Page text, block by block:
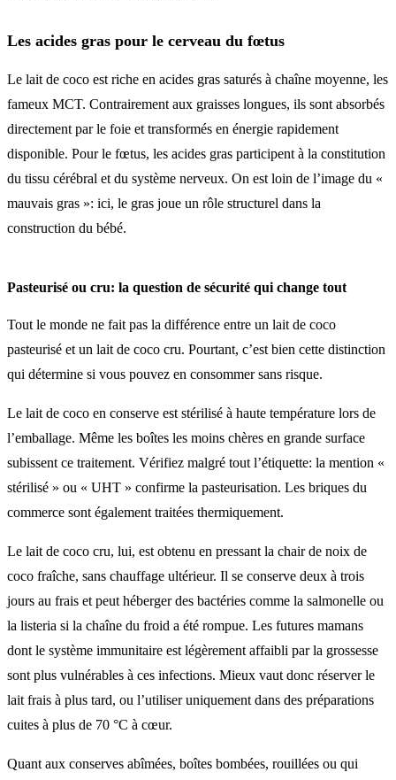
Les acides gras pour le cerveau du fœtus
Le lait de coco est riche en acides gras saturés à chaîne moyenne, les
fameux MCT. Contrairement aux graisses longues, ils sont absorbés
directement par le foie et transformés en énergie rapidement
disponible. Pour le fœtus, les acides gras participent à la constitution
du tissu cérébral et du système nerveux. On est loin de l’image du «
mauvais gras »: ici, le gras joue un rôle structurel dans la
construction du bébé.
Pasteurisé ou cru: la question de sécurité qui change tout
Tout le monde ne fait pas la différence entre un lait de coco
pasteurisé et un lait de coco cru. Pourtant, c’est bien cette distinction
qui détermine si vous pouvez en consommer sans risque.
Le lait de coco en conserve est stérilisé à haute température lors de
l’emballage. Même les boîtes les moins chères en grande surface
subissent ce traitement. Vérifiez malgré tout l’étiquette: la mention «
stérilisé » ou « UHT » confirme la pasteurisation. Les briques du
commerce sont également traitées thermiquement.
Le lait de coco cru, lui, est obtenu en pressant la chair de noix de
coco fraîche, sans chauffage ultérieur. Il se conserve deux à trois
jours au frais et peut héberger des bactéries comme la salmonelle ou
la listeria si la chaîne du froid a été rompue. Les futures mamans
dont le système immunitaire est légèrement affaibli par la grossesse
sont plus vulnérables à ces infections. Mieux vaut donc réserver le
lait frais à plus tard, ou l’utiliser uniquement dans des préparations
cuites à plus de 70 °C à cœur.
Quant aux conserves abîmées, boîtes bombées, rouillées ou qui